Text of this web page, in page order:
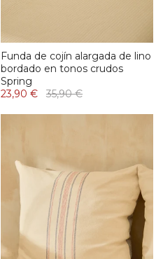
Funda de cojín alargada de lino
bordado en tonos crudos
Spring
23,90 €
35,90 €